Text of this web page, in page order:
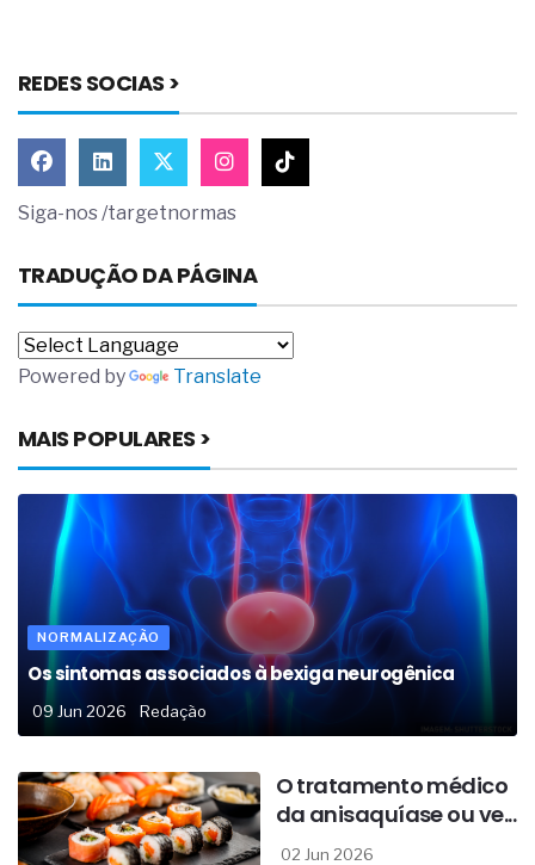
REDES SOCIAS >
Siga-nos /targetnormas
TRADUÇÃO DA PÁGINA
Powered by Translate
MAIS POPULARES >
NORMALIZAÇÃO
Os sintomas associados à bexiga neurogênica
09 Jun 2026 Redação
O tratamento médico
da anisaquíase ou ve...
02 Jun 2026